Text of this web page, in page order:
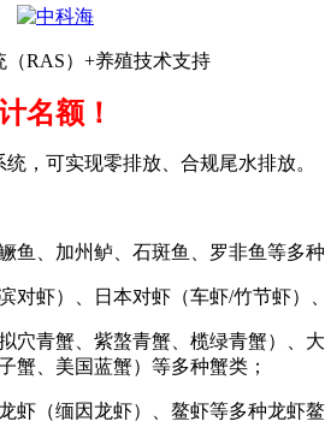
RAS）+养殖技术支持
名额！
，可实现零排放、合规尾水排放。
鱼、加州鲈、石斑鱼、罗非鱼等多
对虾）、日本对虾（车虾/竹节虾）
穴青蟹、紫螯青蟹、榄绿青蟹）、
蟹、美国蓝蟹）等多种蟹类；
虾（缅因龙虾）、鳌虾等多种龙虾